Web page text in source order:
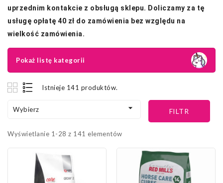
uprzednim kontakcie z obsługą sklepu. Doliczamy za tę
usługę opłatę 40 zł do zamówienia bez względu na
wielkość zamówienia.
Pokaż listę kategorii
Istnieje 141 produktów.
Wybierz  FILTR
Wyświetlanie 1-28 z 141 elementów